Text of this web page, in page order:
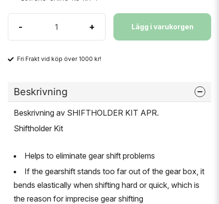
- + Lägg i varukorgen
Fri Frakt vid köp över 1000 kr!
Beskrivning
Beskrivning av SHIFTHOLDER KIT APR.
Shiftholder Kit
Helps to eliminate gear shift problems
If the gearshift stands too far out of the gear box, it
bends elastically when shifting hard or quick, which is
the reason for imprecise gear shifting